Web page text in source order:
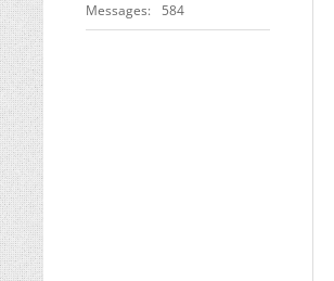
Messages 584